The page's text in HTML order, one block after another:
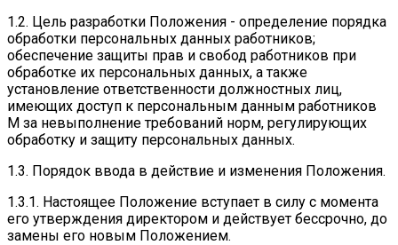
1.2. Цель разработки Положения - определение порядка
обработки персональных данных работников;
обеспечение защиты прав и свобод работников при
обработке их персональных данных, а также
установление ответственности должностных лиц,
имеющих доступ к персональным данным работников
М за невыполнение требований норм, регулирующих
обработку и защиту персональных данных.
1.3. Порядок ввода в действие и изменения Положения.
1.3.1. Настоящее Положение вступает в силу с момента
его утверждения директором и действует бессрочно, до
замены его новым Положением.